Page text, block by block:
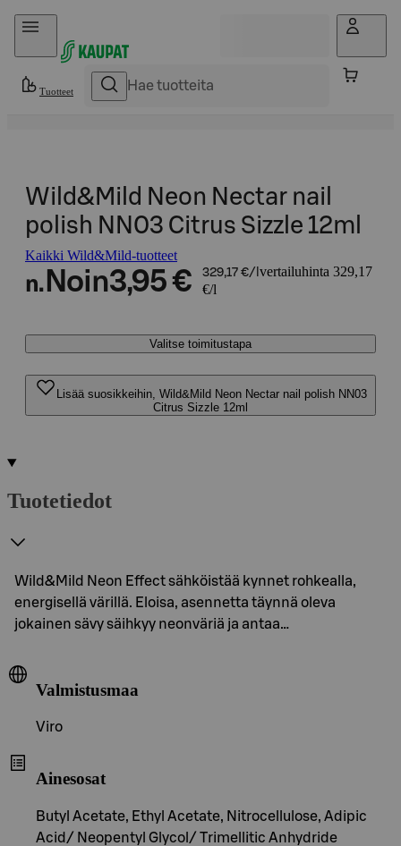
Hyppää sisältöön
Tuotteet
Wild&Mild Neon Nectar nail
polish NN03 Citrus Sizzle 12ml
Kaikki Wild&Mild-tuotteet
n. Noin3,95 € 329,17 €/l vertailuhinta 329,17
€/l
Valitse toimitustapa
Lisää suosikkeihin, Wild&Mild Neon Nectar nail polish NN03
Citrus Sizzle 12ml
Tuotetiedot
Wild&Mild Neon Effect sähköistää kynnet rohkealla,
energisellä värillä. Eloisa, asennetta täynnä oleva
jokainen sävy säihkyy neonväriä ja antaa…
Valmistusmaa
Viro
Ainesosat
Butyl Acetate, Ethyl Acetate, Nitrocellulose, Adipic
Acid/ Neopentyl Glycol/ Trimellitic Anhydride